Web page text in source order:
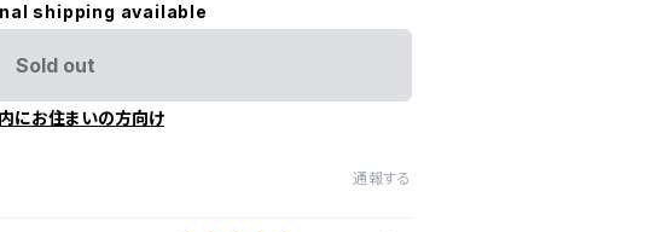
shipping available
Sold out
にお住まいの方向け
通報する